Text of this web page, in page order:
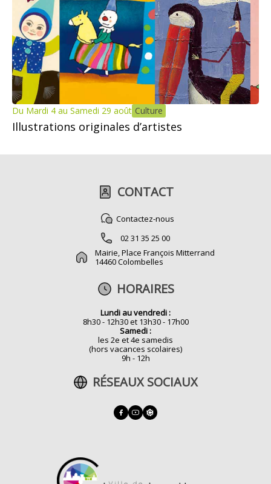
Du Mardi 4 au Samedi 29 août Culture
Illustrations originales d’artistes
CONTACT
Contactez-nous
02 31 35 25 00
Mairie, Place François Mitterrand
14460 Colombelles
HORAIRES
Lundi au vendredi :
8h30 - 12h30 et 13h30 - 17h00
Samedi :
les 2e et 4e samedis
(hors vacances scolaires)
9h - 12h
RÉSEAUX SOCIAUX